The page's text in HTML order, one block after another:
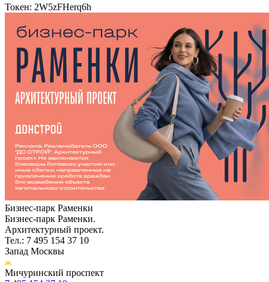
Токен: 2W5zFHerq6h
Бизнес-парк Раменки
Бизнес-парк Раменки.
Архитектурный проект.
Тел.: 7 495 154 37 10
Запад Москвы
Мичуринский проспект